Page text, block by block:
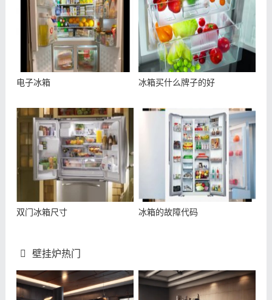
电子冰箱 冰箱买什么牌子的好
双门冰箱尺寸 冰箱的故障代码
壁挂炉热门